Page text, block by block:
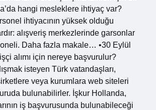
hangi mesleklere ihtiyaç var?
ihtiyacının yüksek olduğu
alışveriş merkezlerinde garsonlar
Daha fazla makale… •30 Eylül
alımı için nereye başvurulur?
isteyen Türk vatandaşları,
veya kurumlara web siteleri
bulunabilirler. İşkur Hollanda,
iş başvurusunda bulunabileceği